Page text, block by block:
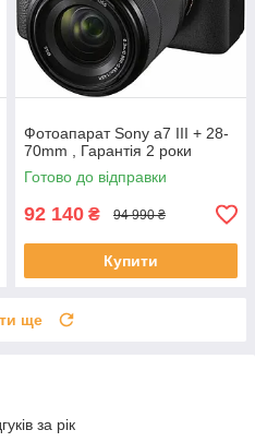
Фотоапарат Sony a7 III + 28-
70mm , Гарантія 2 роки
Готово до відправки
92 140 ₴ 94 990 ₴
Купити
ще
за рік